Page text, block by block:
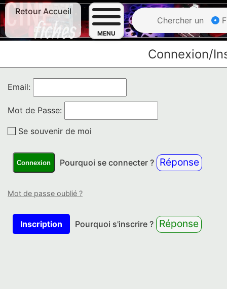
Retour Accueil
MENU
Chercher un
Connexion/
Email:
Mot de Passe:
Se souvenir de moi
Connexion Pourquoi se connecter ? Réponse
Mot de passe oublié ?
Inscription Pourquoi s'inscrire ? Réponse